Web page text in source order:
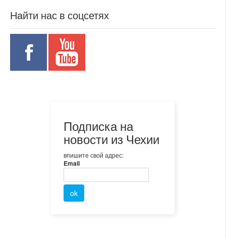
Найти нас в соцсетях
Подписка на
новости из Чехии
впишите свой адрес:
Email